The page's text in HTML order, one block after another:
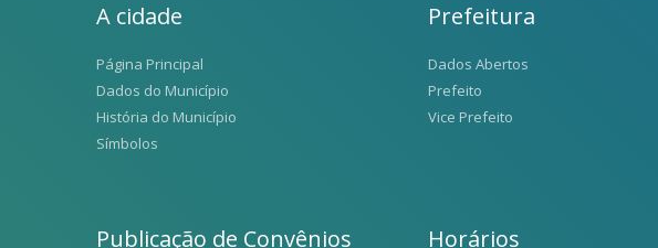
A cidade
Página Principal
Dados do Município
História do Município
Símbolos
Prefeitura
Dados Abertos
Prefeito
Vice Prefeito
Publicação de Convênios Horários